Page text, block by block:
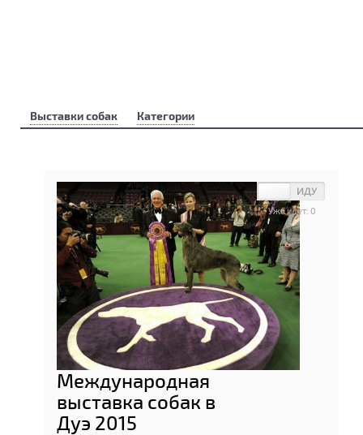
Выставки собак Категории
Международная
выставка собак в
Дуэ 2015
Уже идут: 0